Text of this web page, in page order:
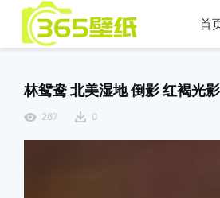
首
林鸳鸯 北美湿地 倒影 红褐光
267 0